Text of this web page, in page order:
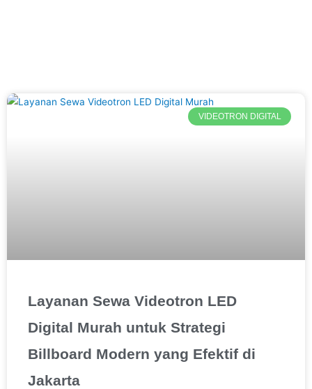
VIDEOTRON DIGITAL
Layanan Sewa Videotron LED
Digital Murah untuk Strategi
Billboard Modern yang Efektif di
Jakarta